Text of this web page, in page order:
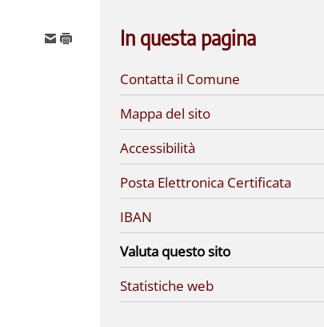
In questa pagina
Contatta il Comune
Mappa del sito
Accessibilità
Posta Elettronica Certificata
IBAN
Valuta questo sito
Statistiche web